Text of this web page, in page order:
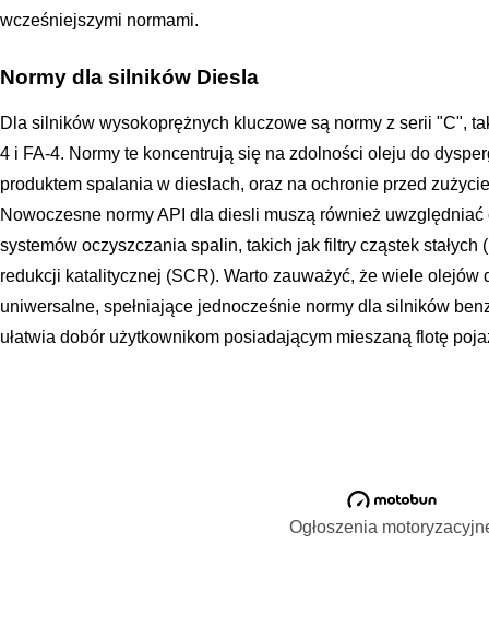
wcześniejszymi normami.
Normy dla silników Diesla
Dla silników wysokoprężnych kluczowe są normy z serii "C",
4 i FA-4. Normy te koncentrują się na zdolności oleju do
produktem spalania w dieslach, oraz na ochronie przed
Nowoczesne normy API dla diesli muszą również
systemów oczyszczania spalin, takich jak filtry cząstek stałych
redukcji katalitycznej (SCR). Warto zauważyć, że wiele olejów
uniwersalne, spełniające jednocześnie normy dla silników
ułatwia dobór użytkownikom posiadającym mieszaną flotę
Ogłoszenia